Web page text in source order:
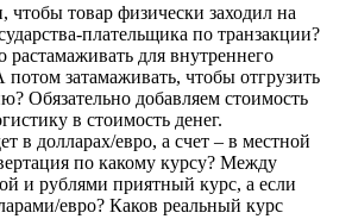
чтобы товар физически заходил на
плательщика по транзакции?
растамаживать для внутреннего
потом затамаживать, чтобы отгрузить
Обязательно добавляем стоимость
в стоимость денег.
в долларах/евро, а счет – в местной
по какому курсу? Между
и рублями приятный курс, а если
евро? Каков реальный курс